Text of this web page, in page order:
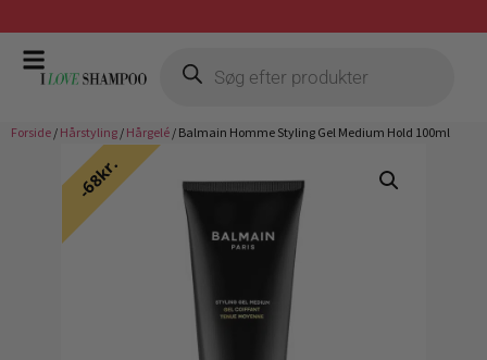
Gratis fragt ved køb over 399,-
Forside / Hårstyling / Hårgelé / Balmain Homme Styling Gel Medium Hold 100ml
68kr.